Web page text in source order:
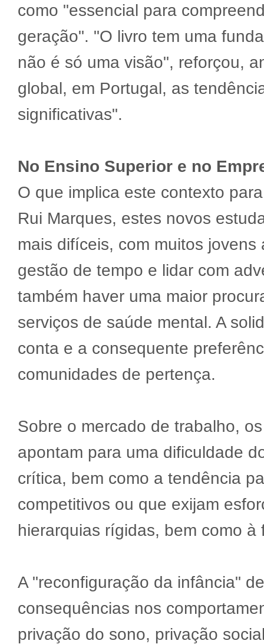
como "essencial para
geração". "O livro tem uma
não é só uma visão", reforçou,
global, em Portugal, as
significativas".
No Ensino Superior e no
O que implica este contexto
Rui Marques, estes novos
mais difíceis, com muitos
gestão de tempo e lidar com
também haver uma maior
serviços de saúde mental. A
conta e a consequente
comunidades de pertença.
Sobre o mercado de trabalho,
apontam para uma dificuldade
crítica, bem como a tendência
competitivos ou que exijam
hierarquias rígidas, bem como à
A "reconfiguração da infância"
consequências nos
privação do sono, privação